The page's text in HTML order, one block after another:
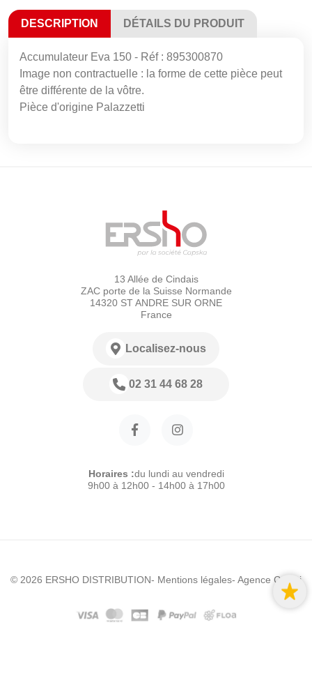
DESCRIPTION DÉTAILS DU PRODUIT
Accumulateur Eva 150 - Réf : 895300870
Image non contractuelle : la forme de cette pièce peut
être différente de la vôtre.
Pièce d'origine Palazzetti
13 Allée de Cindais
ZAC porte de la Suisse Normande
14320 ST ANDRE SUR ORNE
France
Localisez-nous
02 31 44 68 28
Horaires :du lundi au vendredi
9h00 à 12h00 - 14h00 à 17h00
© 2026 ERSHO DISTRIBUTION- Mentions légales- Agence Colibri